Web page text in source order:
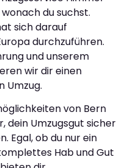
du suchst.
sich darauf
durchzuführen.
und unserem
wir dir einen
Umzug.
von Bern
dein Umzugsgut sicher
Egal, ob du nur ein
Hab und Gut